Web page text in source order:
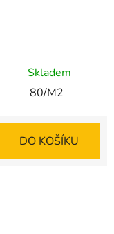
Skladem
80/M2
DO KOŠÍKU